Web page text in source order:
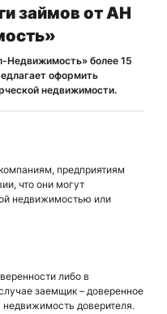
займов от АН
Недвижимость» более 15
оформить
недвижимости.
предприятиям
что они могут
недвижимостью или
либо в
заемщик – доверенное
доверителя.